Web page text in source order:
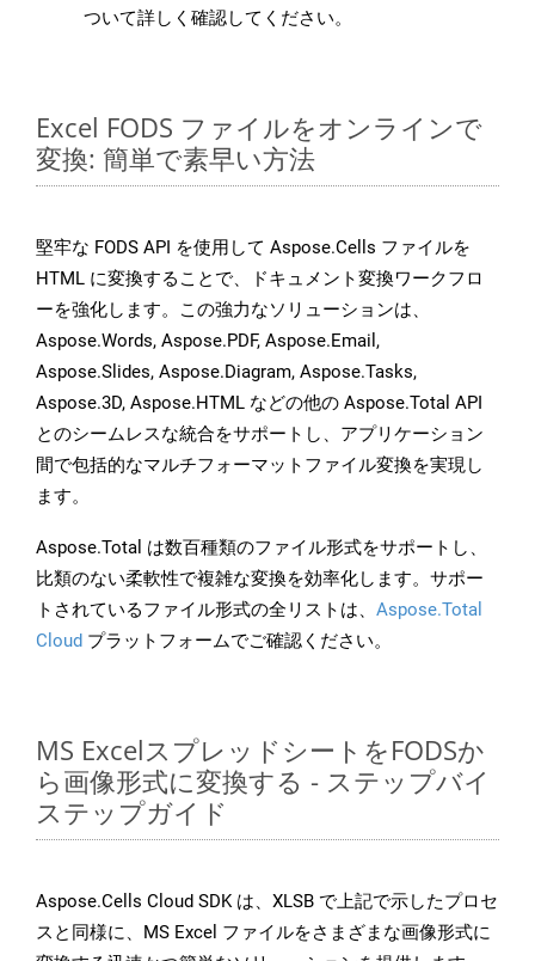
ついて詳しく確認してください。
Excel FODS ファイルをオンラインで
変換: 簡単で素早い方法
堅牢な FODS API を使用して Aspose.Cells ファイルを
HTML に変換することで、ドキュメント変換ワークフロ
ーを強化します。この強力なソリューションは、
Aspose.Words, Aspose.PDF, Aspose.Email,
Aspose.Slides, Aspose.Diagram, Aspose.Tasks,
Aspose.3D, Aspose.HTML などの他の Aspose.Total API
とのシームレスな統合をサポートし、アプリケーション
間で包括的なマルチフォーマットファイル変換を実現し
ます。
Aspose.Total は数百種類のファイル形式をサポートし、
比類のない柔軟性で複雑な変換を効率化します。サポー
トされているファイル形式の全リストは、 Aspose.Total
Cloud プラットフォームでご確認ください。
MS ExcelスプレッドシートをFODSか
ら画像形式に変換する - ステップバイ
ステップガイド
Aspose.Cells Cloud SDK は、XLSB で上記で示したプロセ
スと同様に、MS Excel ファイルをさまざまな画像形式に